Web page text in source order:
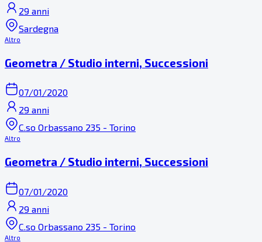
29 anni
Sardegna
Altro
Geometra / Studio interni, Successioni
07/01/2020
29 anni
C.so Orbassano 235 - Torino
Altro
Geometra / Studio interni, Successioni
07/01/2020
29 anni
C.so Orbassano 235 - Torino
Altro